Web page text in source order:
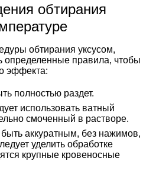
обтирания
обтирания уксусом,
определенные правила, чтобы
эффекта:
полностью раздет.
использовать ватный
смоченный в растворе.
аккуратным, без нажимов,
уделить обработке
крупные кровеносные